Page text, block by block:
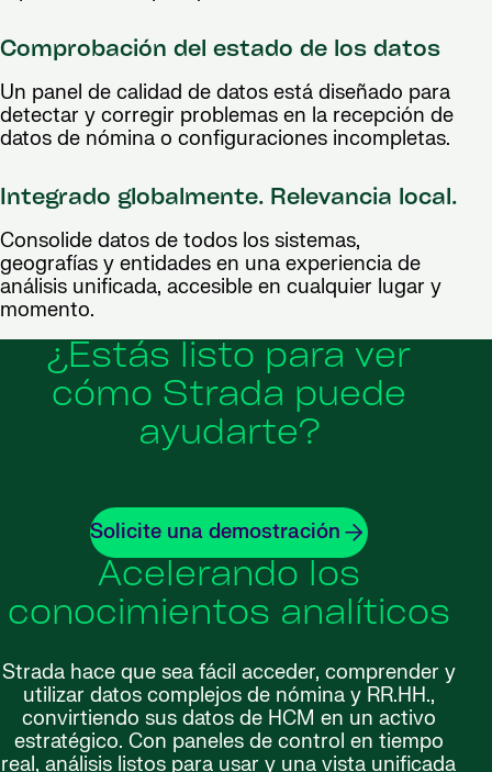
Comprobación del estado de los datos
Un panel de calidad de datos está diseñado para
detectar y corregir problemas en la recepción de
datos de nómina o configuraciones incompletas.
Integrado globalmente. Relevancia local.
Consolide datos de todos los sistemas,
geografías y entidades en una experiencia de
análisis unificada, accesible en cualquier lugar y
momento.
¿Estás listo para ver
cómo Strada puede
ayudarte?
Solicite una demostración
Acelerando los
conocimientos analíticos
Strada hace que sea fácil acceder, comprender y
utilizar datos complejos de nómina y RR.HH.,
convirtiendo sus datos de HCM en un activo
estratégico. Con paneles de control en tiempo
real, análisis listos para usar y una vista unificada